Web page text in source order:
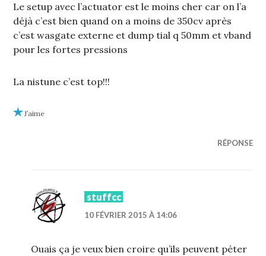
Le setup avec l’actuator est le moins cher car on l’a
déjà c’est bien quand on a moins de 350cv après
c’est wasgate externe et dump tial q 50mm et vband
pour les fortes pressions
La nistune c’est top!!!
J’aime
RÉPONSE
stuffcc
10 FÉVRIER 2015 À 14:06
Ouais ça je veux bien croire qu’ils peuvent péter